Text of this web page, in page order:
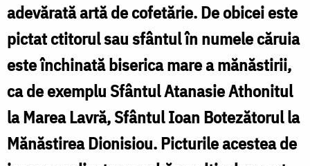
adevărată artă de cofetărie. De obicei este
pictat ctitorul sau sfântul în numele căruia
este închinată biserica mare a mănăstirii,
ca de exemplu Sfântul Atanasie Athonitul
la Marea Lavră, Sfântul Ioan Botezătorul la
Mănăstirea Dionisiou. Picturile acestea de